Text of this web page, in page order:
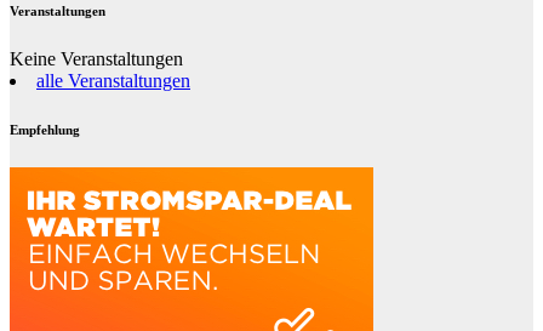
Veranstaltungen
Keine Veranstaltungen
alle Veranstaltungen
Empfehlung